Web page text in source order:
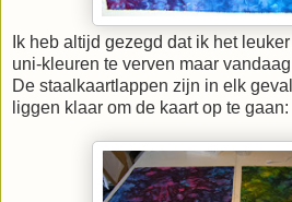
Ik heb altijd gezegd dat ik het
uni-kleuren te verven maar
De staalkaartlappen zijn in elk
liggen klaar om de kaart op te gaan: